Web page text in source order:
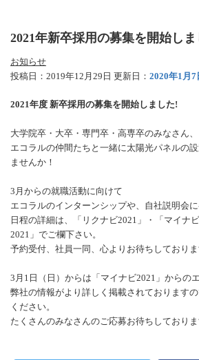
2021年新卒採用の募集を開始しま
お知らせ
投稿日：2019年12月29日 更新日： 2020年1月7
2021年度 新卒採用の募集を開始しました!
大学院卒・大卒・専門卒・高専卒のみなさん、
エコラルの仲間たちと一緒に太陽光パネルの
ませんか！
3月からの就職活動に向けて
エコラルのインターンシップや、自社説明会
日程の詳細は、「リクナビ2021」・「マイナ
2021」でご欄下さい。
予約受付、社員一同、心よりお待ちしておりま
3月1日（日）からは「マイナビ2021」からの
弊社の情報がより詳しく掲載されております
ください。
たくさんのみなさんのご応募お待ちしておりま